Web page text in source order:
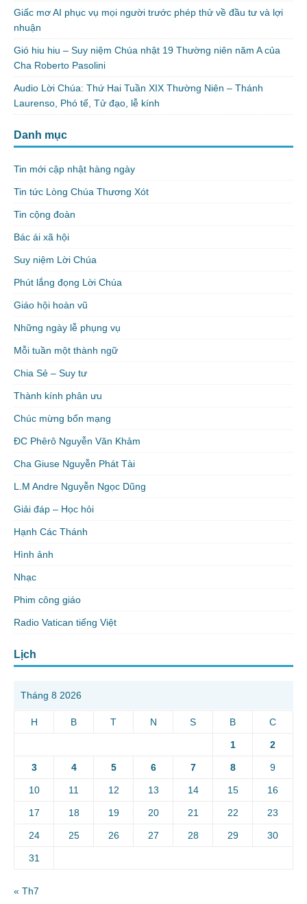
Giấc mơ AI phục vụ mọi người trước phép thử về đầu tư và lợi
nhuận
Gió hiu hiu – Suy niệm Chúa nhật 19 Thường niên năm A của
Cha Roberto Pasolini
Audio Lời Chúa: Thứ Hai Tuần XIX Thường Niên – Thánh
Laurenso, Phó tế, Tử đạo, lễ kính
Danh mục
Tin mới cập nhật hàng ngày
Tin tức Lòng Chúa Thương Xót
Tin cộng đoàn
Bác ái xã hội
Suy niệm Lời Chúa
Phút lắng đọng Lời Chúa
Giáo hội hoàn vũ
Những ngày lễ phụng vụ
Mỗi tuần một thành ngữ
Chia Sẻ – Suy tư
Thành kính phân ưu
Chúc mừng bổn mạng
ĐC Phêrô Nguyễn Văn Khảm
Cha Giuse Nguyễn Phát Tài
L.M Andre Nguyễn Ngọc Dũng
Giải đáp – Học hỏi
Hạnh Các Thánh
Hình ảnh
Nhạc
Phim công giáo
Radio Vatican tiếng Việt
Lịch
Tháng 8 2026
H B T N S B C
1 2
3 4 5 6 7 8 9
10 11 12 13 14 15 16
17 18 19 20 21 22 23
24 25 26 27 28 29 30
31
« Th7